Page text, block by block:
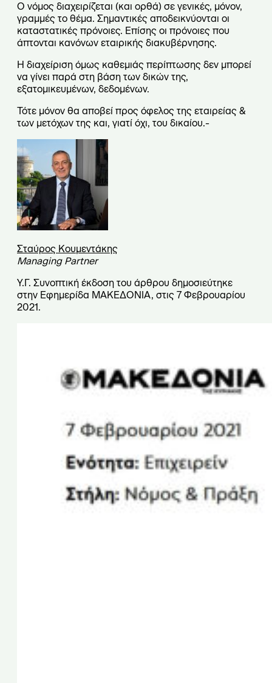
Ο νόμος διαχειρίζεται (και ορθά) σε γενικές, μόνον,
γραμμές το θέμα. Σημαντικές αποδεικνύονται οι
καταστατικές πρόνοιες. Επίσης οι πρόνοιες που
άπτονται κανόνων εταιρικής διακυβέρνησης.
Η διαχείριση όμως καθεμιάς περίπτωσης δεν μπορεί
να γίνει παρά στη βάση των δικών της,
εξατομικευμένων, δεδομένων.
Τότε μόνον θα αποβεί προς όφελος της εταιρείας &
των μετόχων της και, γιατί όχι, του δικαίου.-
Σταύρος Κουμεντάκης
Managing Partner
Υ.Γ. Συνοπτική έκδοση του άρθρου δημοσιεύτηκε
στην Εφημερίδα ΜΑΚΕΔΟΝΙΑ, στις 7 Φεβρουαρίου
2021.